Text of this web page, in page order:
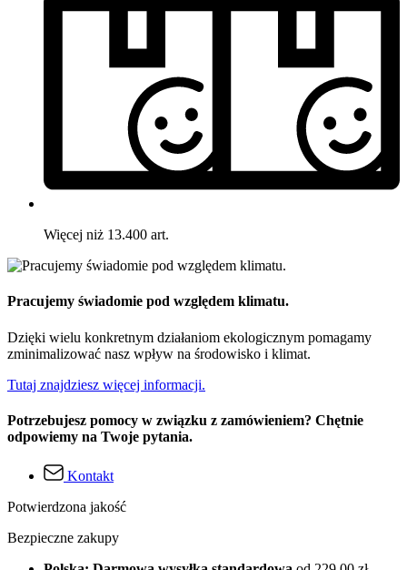
Więcej niż 13.400 art.
Pracujemy świadomie pod względem klimatu.
Dzięki wielu konkretnym działaniom ekologicznym pomagamy
zminimalizować nasz wpływ na środowisko i klimat.
Tutaj znajdziesz więcej informacji.
Potrzebujesz pomocy w związku z zamówieniem? Chętnie
odpowiemy na Twoje pytania.
Kontakt
Potwierdzona jakość
Bezpieczne zakupy